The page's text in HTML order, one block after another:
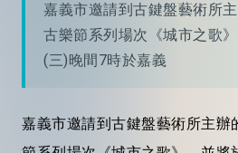
嘉義市邀請到古鍵盤藝術所
古樂節系列場次《城市之歌
(三)晚間7時於嘉義
嘉義市邀請到古鍵盤藝術所主辦